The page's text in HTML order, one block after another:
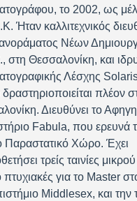
το 2002, ως
Ήταν καλλιτεχνικός
Νέων
στη Θεσσαλονίκη, και
Λέσχης
πλέον
Διευθύνει το
Fabula, που ερευνά
Παραστατικό Χώρο. Έχει
τρείς ταινίες
πτυχιακές για το Master
Middlesex, και την